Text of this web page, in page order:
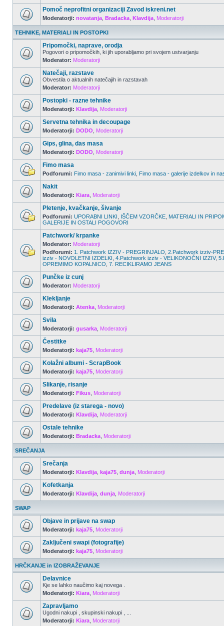
Pomoč neprofitni organizaciji Zavod iskreni.net
Moderatorji: novatanja Bradacka Klavdija Moderatorji
TEHNIKE, MATERIALI IN POSTOPKI
Pripomočki, naprave, orodja
Pogovori o pripomočkih, ki jih uporabljamo pri svojem ustvarjanju
Moderator: Moderatorji
Natečaji, razstave
Obvestila o aktualnih natečajih in razstavah
Moderator: Moderatorji
Postopki - razne tehnike
Moderatorji: Klavdija Moderatorji
Servetna tehnika in decoupage
Moderatorji: DODO Moderatorji
Gips, glina, das masa
Moderatorji: DODO Moderatorji
Fimo masa
Podforumi: Fimo masa - zanimivi linki Fimo masa - galerije izdelkov in
Nakit
Moderatorji: Kiara Moderatorji
Pletenje, kvačkanje, šivanje
Podforumi: UPORABNI LINKI IŠČEM VZORČKE MATERIALI IN
GALERIJE IN OSTALI POGOVORI
Patchwork/ krpanke
Moderator: Moderatorji
Podforumi: 1. Patchwork IZZIV - PREGRINJALO 2.Patchwork izziv-
izziv - NOVOLETNI IZDELKI 4.Patchwork izziv - VELIKONOČNI IZZIV,
OPREMIMO KOPALNICO 7. RECIKLIRAMO JEANS
Punčke iz cunj
Moderator: Moderatorji
Klekljanje
Moderatorji: Atenka Moderatorji
Svila
Moderatorji: gusarka Moderatorji
Čestitke
Moderatorji: kaja75 Moderatorji
Kolažni albumi - ScrapBook
Moderatorji: kaja75 Moderatorji
Slikanje, risanje
Moderatorji: Fikus Moderatorji
Predelave (iz starega - novo)
Moderatorji: Klavdija Moderatorji
Ostale tehnike
Moderatorji: Bradacka Moderatorji
SREČANJA
Srečanja
Moderatorji: Klavdija kaja75 dunja Moderatorji
Kofetkanja
Moderatorji: Klavdija dunja Moderatorji
SWAP
Objave in prijave na swap
Moderatorji: kaja75 Moderatorji
Zaključeni swapi (fotografije)
Moderatorji: kaja75 Moderatorji
HRČKANJE in IZOBRAŽEVANJE
Delavnice
Kje se lahko naučimo kaj novega .
Moderatorji: Kiara Moderatorji
Zapravljamo
Ugodni nakupi , skupinski nakupi , ...
Moderatorji: Kiara Moderatorji